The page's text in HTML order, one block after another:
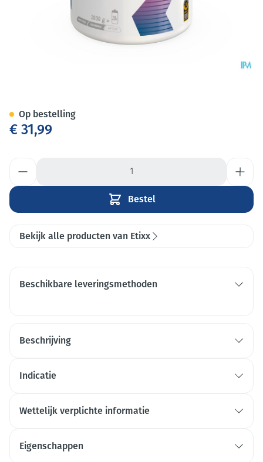
€ 31,99
Bestel
Op bestelling
Bekijk alle producten van Etixx
Beschikbare leveringsmethoden
Beschrijving
Indicatie
Wettelijk verplichte informatie
Eigenschappen